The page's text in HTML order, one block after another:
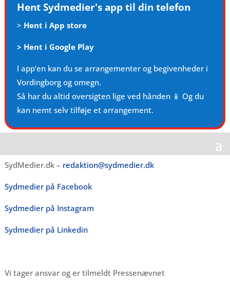
Hent Sydmedier's app til din telefon
> Hent i App store
> Hent i Google Play
I app’en kan du se arrangementer og begivenheder i
Vordingborg og omegn.
Så har du altid oversigten lige ved hånden 📱 Og du
kan nemt selv tilføje et arrangement.
SydMedier.dk – redaktion@sydmedier.dk
Sydmedier på Facebook
Sydmedier på Instagram
Sydmedier på Linkedin
Vi tager ansvar og er tilmeldt Pressenævnet